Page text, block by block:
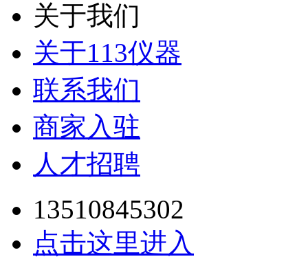
关于我们
关于113仪器
联系我们
商家入驻
人才招聘
13510845302
点击这里进入